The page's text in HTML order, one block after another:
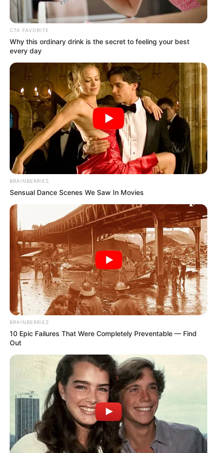
CTA FAVORITE
Why this ordinary drink is the secret to feeling your best
every day
BRAINBERRIES
Sensual Dance Scenes We Saw In Movies
BRAINBERRIES
10 Epic Failures That Were Completely Preventable — Find
Out